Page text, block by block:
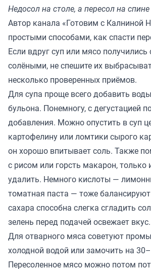
Недосол на столе, а пересол на спине
Автор канала «Готовим с Калниной
простыми способами, как спасти
Если вдруг суп или мясо
солёными, не спешите их
несколько проверенных приёмов.
Для супа проще всего добавить
бульона. Понемногу, с дегустацией
добавления. Можно опустить в суп
картофелину или ломтики сырого
он хорошо впитывает соль. Также
с рисом или горсть макарон, только
удалить. Немного кислоты —
томатная паста — тоже
сахара способна слегка сгладить
зелень перед подачей освежает вкус.
Для отварного мяса советуют
холодной водой или замочить на
Пересоленное мясо можно потом